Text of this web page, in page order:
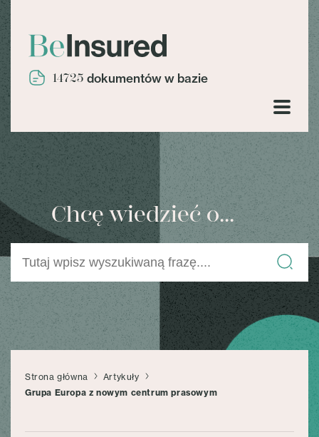
14725 dokumentów w bazie
Chcę wiedzieć o...
Strona główna
Artykuły
Grupa Europa z nowym centrum prasowym